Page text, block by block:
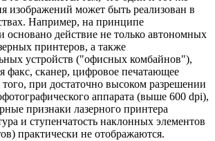
изображений может быть реализован в
Например, на принципе
основано действие не только автономных
принтеров, а также
устройств ("офисных комбайнов"),
факс, сканер, цифровое печатающее
при достаточно высоком разрешении
аппарата (выше 600 dpi),
признаки лазерного принтера
и ступенчатость наклонных элементов
практически не отображаются.